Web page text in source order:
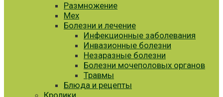
Размножение
Мех
Болезни и лечение
Инфекционные заболевания
Инвазионные болезни
Незаразные болезни
Болезни мочеполовых органов
Травмы
Блюда и рецепты
Кролики